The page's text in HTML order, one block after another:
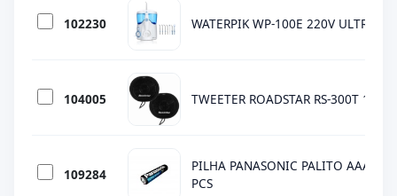
102230 WATERPIK WP-100E 220V ULTRA
104005 TWEETER ROADSTAR RS-300T
109284
PILHA PANASONIC PALITO AAA 20
PCS